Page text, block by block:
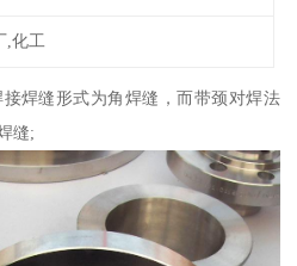
,化工
焊缝形式为角焊缝，而带颈对焊法
缝;